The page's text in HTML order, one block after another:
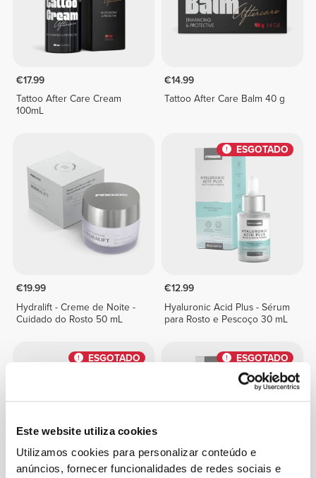
Este website utiliza cookies
Utilizamos cookies para personalizar conteúdo e
anúncios, fornecer funcionalidades de redes sociais e
€17.99
Tattoo After Care Cream
100mL
€14.99
Tattoo After Care Balm 40 g
€19.99
Hydralift - Creme de Noite -
Cuidado do Rosto 50 mL
ESGOTADO
€12.99
Hyaluronic Acid Plus - Sérum
para Rosto e Pescoço 30 mL
ESGOTADO ESGOTADO